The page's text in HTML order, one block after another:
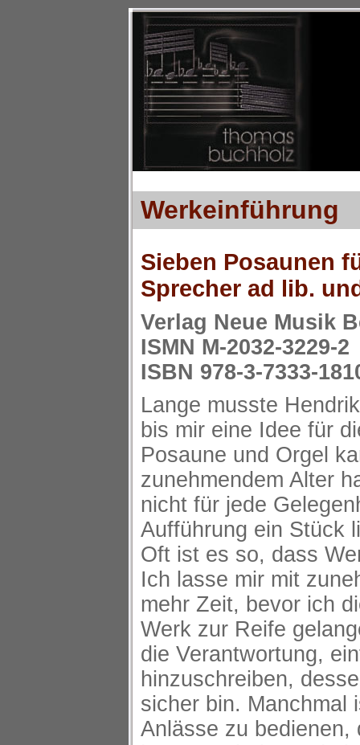
Werkeinführung
Sieben Posaunen
Sprecher ad lib.
Verlag Neue Musik
ISMN M-2032-3229-2
ISBN 978-3-7333-
Lange musste
bis mir eine Idee für
Posaune und Orgel
zunehmendem Alter
nicht für jede
Aufführung ein Stück
Oft ist es so, dass
Ich lasse mir mit
mehr Zeit, bevor ich
Werk zur Reife
die Verantwortung,
hinzuschreiben,
sicher bin. Manchmal
Anlässe zu bedienen,